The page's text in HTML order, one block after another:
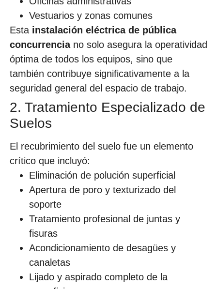
Vestuarios y zonas comunes
Esta instalación eléctrica de pública
concurrenciano solo asegura la operatividad
óptima de todos los equipos, sino que
también contribuye significativamente a la
seguridad general del espacio de trabajo.
2. Tratamiento Especializado de
Suelos
El recubrimiento del suelo fue un elemento
crítico que incluyó:
Eliminación de polución superficial
Apertura de poro y texturizado del
soporte
Tratamiento profesional de juntas y
fisuras
Acondicionamiento de desagües y
canaletas
Lijado y aspirado completo de la